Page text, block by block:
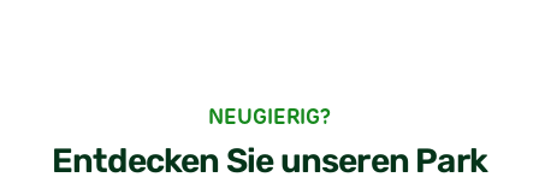
NEUGIERIG?
Entdecken Sie unseren Park